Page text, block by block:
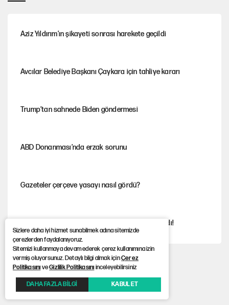
Aziz Yıldırım’ın şikayeti sonrası harekete geçildi
Avcılar Belediye Başkanı Çaykara için tahliye kararı
Trump’tan sahnede Biden göndermesi
ABD Donanması’nda erzak sorunu
Gazeteler çerçeve yasayı nasıl gördü?
Kılıçdaroğlu'nun grup konuşması CHP'yi karıştırdı!
Gram ve ons altın yükselişini sürdürüyor
AKP’li üç belediyeye operasyon hazırlığı!
Sizlere daha iyi hizmet sunabilmek adına sitemizde
çerezlerden faydalanıyoruz.
Sitemizi kullanmaya devam ederek çerez kullanımına izin
vermiş oluyorsunuz. Detaylı bilgi almak içinÇerez
PolitikasınıveGizlilik Politikasınıinceleyebilirsiniz
DAHA FAZLA BİLGİ KABUL ET